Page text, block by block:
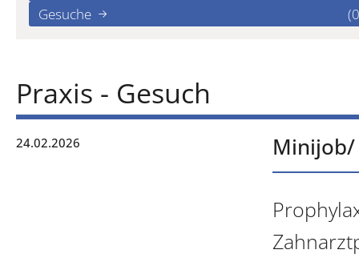
Gesuche
Praxis - Gesuch
24.02.2026 Minijob/